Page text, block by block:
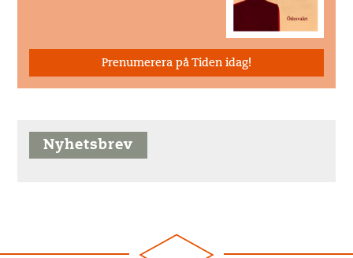
Prenumerera på Tiden idag!
Nyhetsbrev